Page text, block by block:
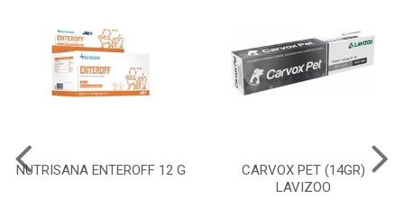
NUTRISANA ENTEROFF 12 G
CARVOX PET (14GR)
LAVIZOO